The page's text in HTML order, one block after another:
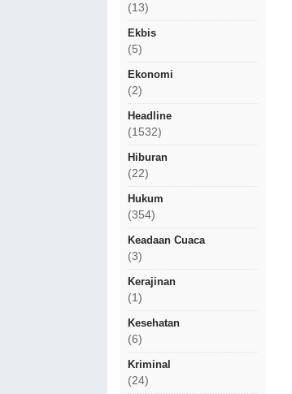
(13)
Ekbis
(5)
Ekonomi
(2)
Headline
(1532)
Hiburan
(22)
Hukum
(354)
Keadaan Cuaca
(3)
Kerajinan
(1)
Kesehatan
(6)
Kriminal
(24)